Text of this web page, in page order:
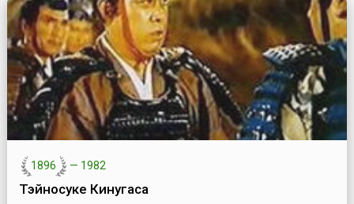
1896 — 1982
Тэйносуке Кинугаса